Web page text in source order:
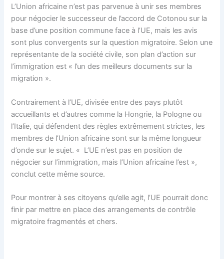
L’Union africaine n’est pas parvenue à unir ses membres
pour négocier le successeur de l’accord de Cotonou sur la
base d’une position commune face à l’UE, mais les avis
sont plus convergents sur la question migratoire. Selon une
représentante de la société civile, son plan d’action sur
l’immigration est « l’un des meilleurs documents sur la
migration ».
Contrairement à l’UE, divisée entre des pays plutôt
accueillants et d’autres comme la Hongrie, la Pologne ou
l’Italie, qui défendent des règles extrêmement strictes, les
membres de l’Union africaine sont sur la même longueur
d’onde sur le sujet. « L’UE n’est pas en position de
négocier sur l’immigration, mais l’Union africaine l’est »,
conclut cette même source.
Pour montrer à ses citoyens qu’elle agit, l’UE pourrait donc
finir par mettre en place des arrangements de contrôle
migratoire fragmentés et chers.